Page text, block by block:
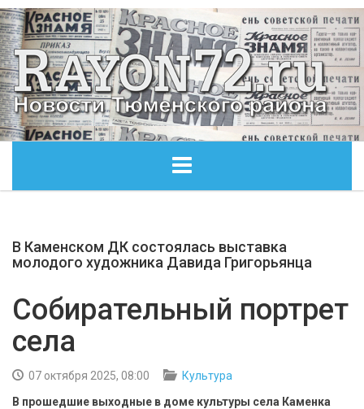
ОБЩЕСТВО
КУЛЬТУРА
БЕЗОПАСНОСТЬ
В Каменском ДК состоялась выставка
молодого художника Давида Григорьянца
Собирательный портрет
села
07 октября 2025, 08:00
Культура
В прошедшие выходные в доме культуры села Каменка